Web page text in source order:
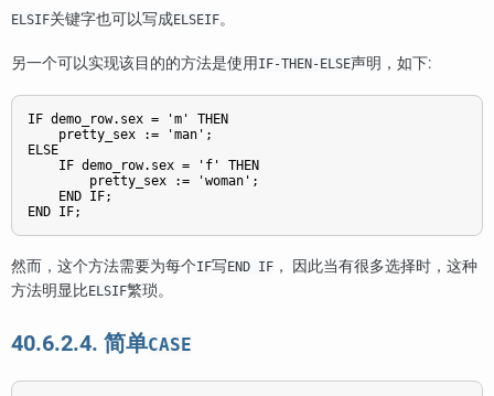
ELSIF关键字也可以写成ELSEIF。
另一个可以实现该目的的方法是使用 IF-THEN-ELSE声明，如下:
IF demo_row.sex = 'm' THEN
    pretty_sex := 'man';
ELSE
    IF demo_row.sex = 'f' THEN
        pretty_sex := 'woman';
    END IF;
END IF;
然而，这个方法需要为每个IF写 END IF ， 因此当有很多选择时，这种
方法明显比 ELSIF繁琐。
40.6.2.4. 简单CASE